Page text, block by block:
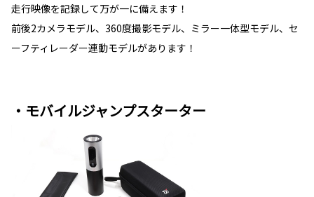
走行映像を記録して万が一に備えます！
前後2カメラモデル、360度撮影モデル、ミラー一体型モデル、セ
ーフティレーダー連動モデルがあります！
・モバイルジャンプスターター